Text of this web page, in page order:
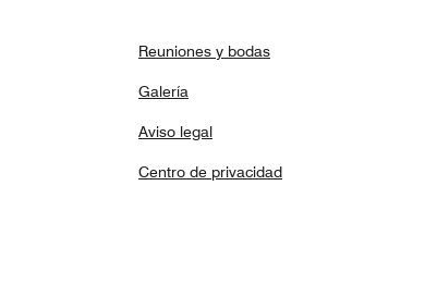
Reuniones y bodas
Galería
Aviso legal
Centro de privacidad